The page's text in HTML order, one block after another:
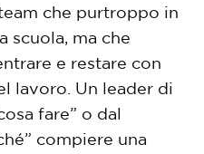
che purtroppo in
scuola, ma che
e restare con
lavoro. Un leader di
fare” o dal
compiere una